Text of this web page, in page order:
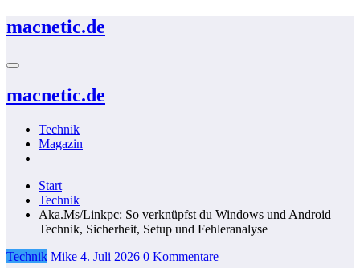
Zum
Inhalt
macnetic.de
macnetic.de
Technik
Magazin
Start
Technik
Aka.Ms/Linkpc: So verknüpfst du Windows und Android –
Technik, Sicherheit, Setup und Fehleranalyse
Technik Mike 4. Juli 2026 0 Kommentare